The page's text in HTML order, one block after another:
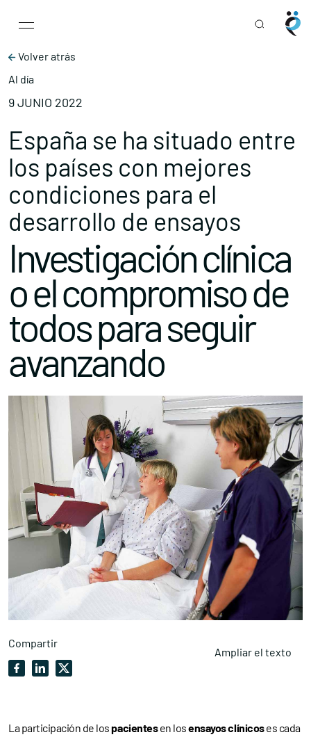
Main Navigation
Volver atrás
Al día
9 JUNIO 2022
España se ha situado entre
los países con mejores
condiciones para el
desarrollo de ensayos
Investigación clínica
o el compromiso de
todos para seguir
avanzando
Compartir
Ampliar el texto
La participación de lospacientesen losensayos clínicoses cada